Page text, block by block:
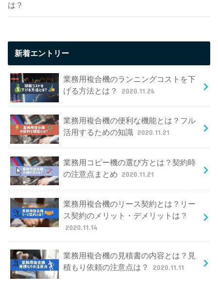
は？
新着エントリー
業務用複合機のランニングコストを下
げる方法とは？
2020.11.26
業務用複合機の便利な機能とは？フル
活用するための知識 2020.11.21
業務用コピー機の選び方とは？契約時
の注意点まとめ 2020.11.21
業務用複合機のリース契約とは？リー
ス契約のメリット・デメリットは？
2020.11.14
業務用複合機の見積書の内容とは？見
積もり依頼の注意点は？
2020.11.11